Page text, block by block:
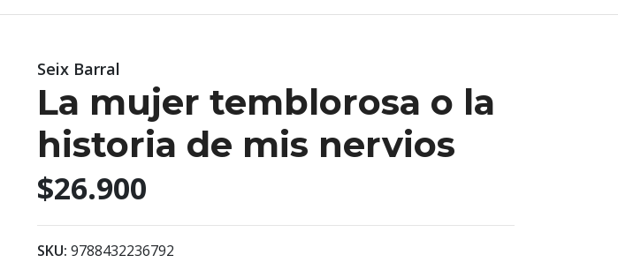
Seix Barral
La mujer temblorosa o la
historia de mis nervios
$26.900
SKU: 9788432236792